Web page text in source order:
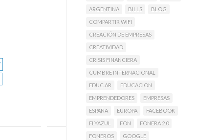
ARGENTINA
BILLS
BLOG
COMPARTIR WIFI
CREACIÓN DE EMPRESAS
CREATIVIDAD
CRISIS FINANCIERA
CUMBRE INTERNACIONAL
EDUC.AR
EDUCACION
EMPRENDEDORES
EMPRESAS
ESPAÑA
EUROPA
FACEBOOK
FLYAZUL
FON
FONERA 2.0
FONEROS
GOOGLE